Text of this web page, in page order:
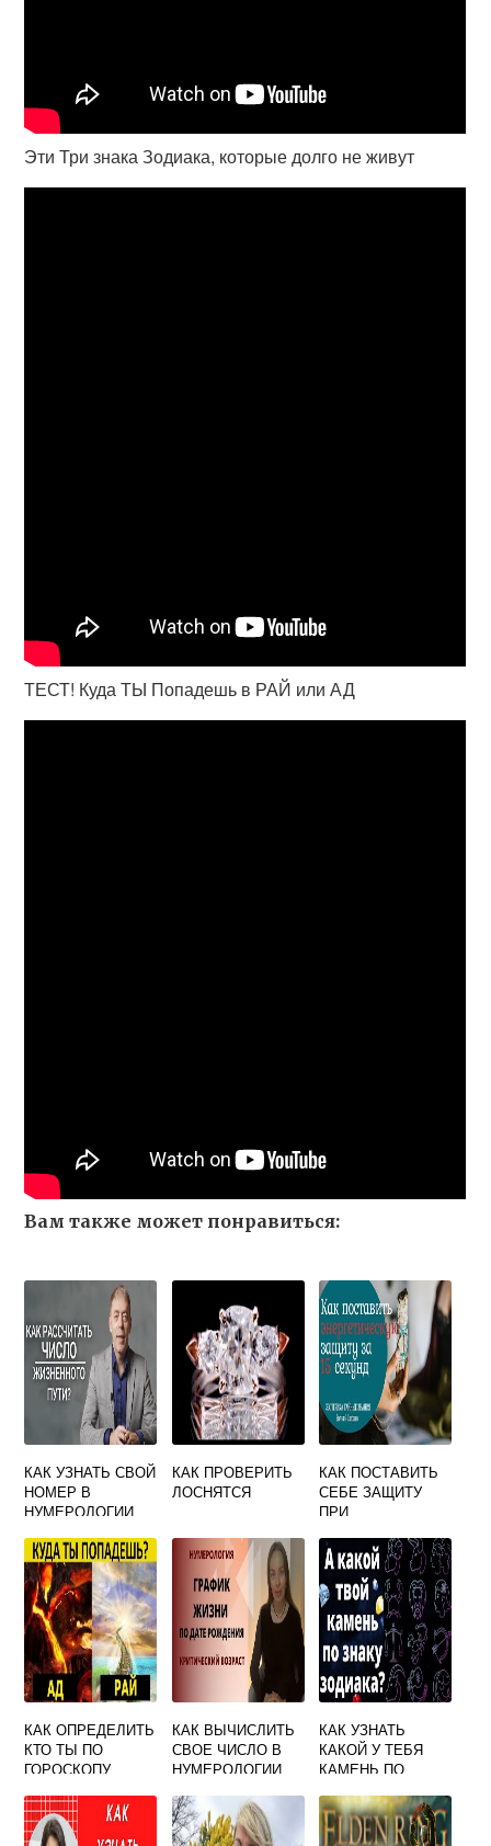
Эти Три знака Зодиака, которые долго не живут
ТЕСТ! Куда ТЫ Попадешь в РАЙ или АД
Вам также может понравиться:
КАК УЗНАТЬ СВОЙ
НОМЕР В
НУМЕРОЛОГИИ
КАК ПРОВЕРИТЬ
ЛОСНЯТСЯ
КАК ПОСТАВИТЬ
СЕБЕ ЗАЩИТУ
ПРИ
РАБОТЕ
КАК ОПРЕДЕЛИТЬ
КТО ТЫ ПО
ГОРОСКОПУ
КАК ВЫЧИСЛИТЬ
СВОЕ ЧИСЛО В
НУМЕРОЛОГИИ
РОЖДЕНИЯ
КАК УЗНАТЬ
КАКОЙ У ТЕБЯ
КАМЕНЬ ПО
ДАТЕ РОЖДЕНИЯ